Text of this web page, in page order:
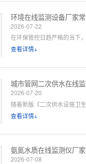
2026-07-22
查看详情+
2026-07-20
查看详情+
2026-07-08